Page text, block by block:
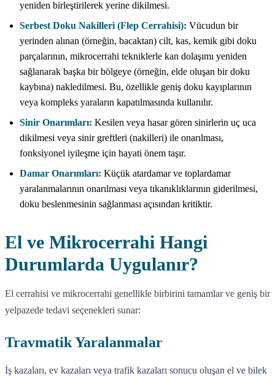
yeniden birleştirilerek yerine dikilmesi.
Serbest Doku Nakilleri (Flep Cerrahisi): Vücudun bir
yerinden alınan (örneğin, bacaktan) cilt, kas, kemik gibi doku
parçalarının, mikrocerrahi tekniklerle kan dolaşımı yeniden
sağlanarak başka bir bölgeye (örneğin, elde oluşan bir doku
kaybına) nakledilmesi. Bu, özellikle geniş doku kayıplarının
veya kompleks yaraların kapatılmasında kullanılır.
Sinir Onarımları: Kesilen veya hasar gören sinirlerin uç uca
dikilmesi veya sinir greftleri (nakilleri) ile onarılması,
fonksiyonel iyileşme için hayati önem taşır.
Damar Onarımları: Küçük atardamar ve toplardamar
yaralanmalarının onarılması veya tıkanıklıklarının giderilmesi,
doku beslenmesinin sağlanması açısından kritiktir.
El ve Mikrocerrahi Hangi
Durumlarda Uygulanır?
El cerrahisi ve mikrocerrahi genellikle birbirini tamamlar ve geniş bir
yelpazede tedavi seçenekleri sunar:
Travmatik Yaralanmalar
İş kazaları, ev kazaları veya trafik kazaları sonucu oluşan el ve bilek